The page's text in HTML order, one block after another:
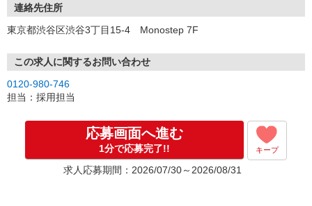
★スマホでWEB面接（LINEなど）・出張面接・事務所面接と選べま
す
③面接実施（履歴書不要）
※ご希望があれば、職場見学の調整もOKです！
お気軽にご応募ください♪
連絡先住所
東京都渋谷区渋谷3丁目15-4 Monostep 7F
この求人に関するお問い合わせ
0120-980-746
担当：採用担当
応募画面へ進む
1分で応募完了!! キープ
求人応募期間：2026/07/30～2026/08/31